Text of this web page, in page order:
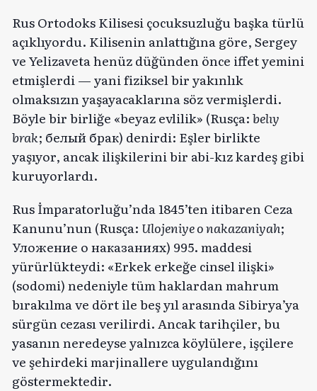
Rus Ortodoks Kilisesi çocuksuzluğu başka türlü
açıklıyordu. Kilisenin anlattığına göre, Sergey
ve Yelizaveta henüz düğünden önce iffet yemini
etmişlerdi — yani fiziksel bir yakınlık
olmaksızın yaşayacaklarına söz vermişlerdi.
Böyle bir birliğe «beyaz evlilik» (Rusça:belıy
brak; белый брак) denirdi: Eşler birlikte
yaşıyor, ancak ilişkilerini bir abi-kız kardeş gibi
kuruyorlardı.
Rus İmparatorluğu’nda 1845’ten itibaren Ceza
Kanunu’nun (Rusça: Ulojeniye o nakazaniyah;
Уложение о наказаниях) 995. maddesi
yürürlükteydi: «Erkek erkeğe cinsel ilişki»
(sodomi) nedeniyle tüm haklardan mahrum
bırakılma ve dört ile beş yıl arasında Sibirya’ya
sürgün cezası verilirdi. Ancak tarihçiler, bu
yasanın neredeyse yalnızca köylülere, işçilere
ve şehirdeki marjinallere uygulandığını
göstermektedir.